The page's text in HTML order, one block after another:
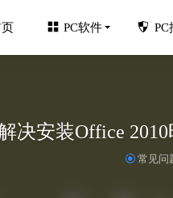
PC软件 PC
决安装Office
常见问